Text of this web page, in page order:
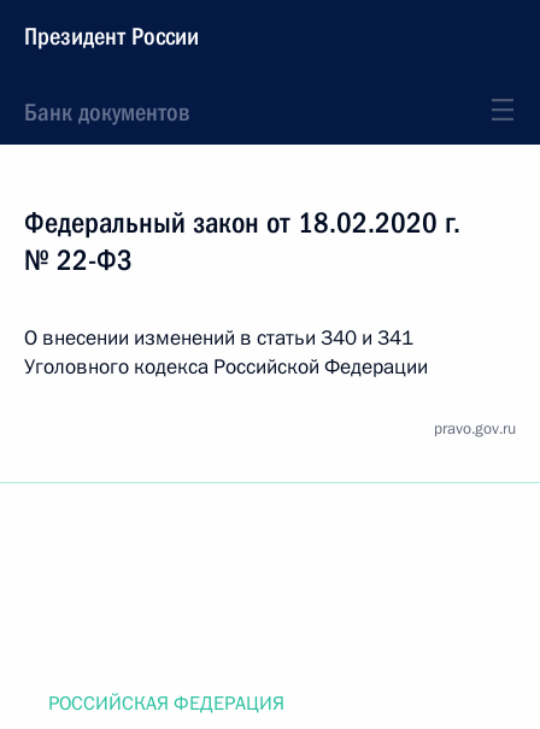
Президент России
Банк документов
Федеральный закон от 18.02.2020 г.
№ 22-ФЗ
О внесении изменений в статьи 340 и 341
Уголовного кодекса Российской Федерации
pravo.gov.ru
РОССИЙСКАЯ ФЕДЕРАЦИЯ